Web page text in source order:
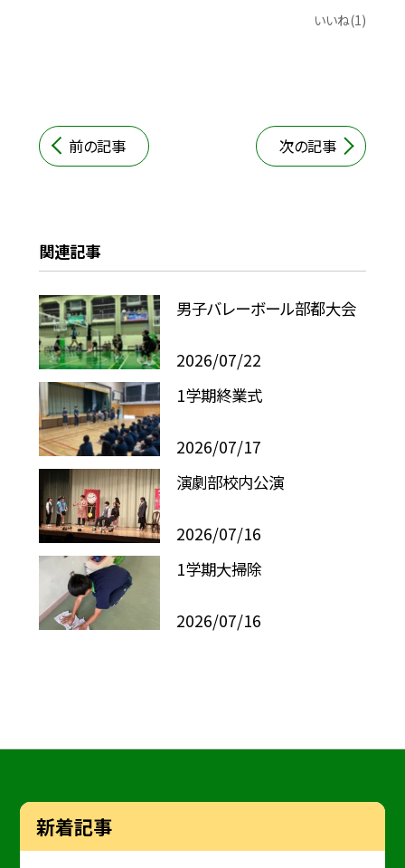
いいね(1)
前の記事 次の記事
関連記事
男子バレーボール部都大会
2026/07/22
1学期終業式
2026/07/17
演劇部校内公演
2026/07/16
1学期大掃除
2026/07/16
新着記事